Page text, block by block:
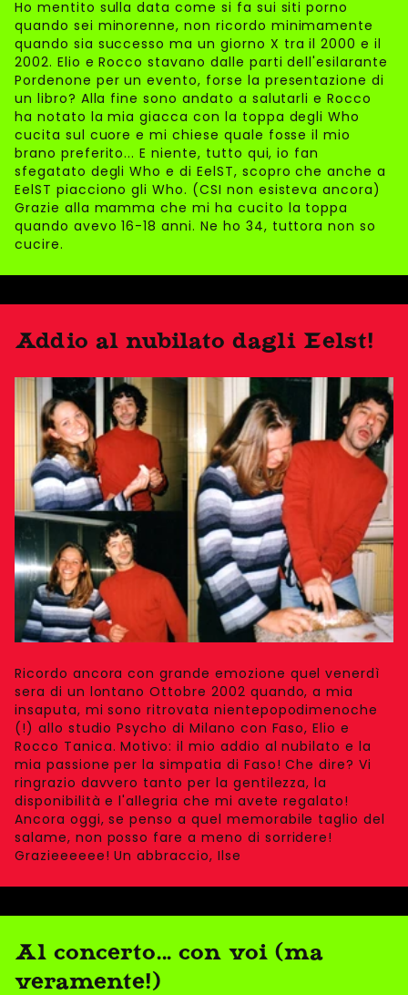
Ho mentito sulla data come si fa sui siti porno
quando sei minorenne, non ricordo minimamente
quando sia successo ma un giorno X tra il 2000 e il
2002. Elio e Rocco stavano dalle parti dell'esilarante
Pordenone per un evento, forse la presentazione di
un libro? Alla fine sono andato a salutarli e Rocco
ha notato la mia giacca con la toppa degli Who
cucita sul cuore e mi chiese quale fosse il mio
brano preferito... E niente, tutto qui, io fan
sfegatato degli Who e di EelST, scopro che anche a
EelST piacciono gli Who. (CSI non esisteva ancora)
Grazie alla mamma che mi ha cucito la toppa
quando avevo 16-18 anni. Ne ho 34, tuttora non so
cucire.
Addio al nubilato dagli Eelst!
Ricordo ancora con grande emozione quel venerdì
sera di un lontano Ottobre 2002 quando, a mia
insaputa, mi sono ritrovata nientepopodimenoche
(!) allo studio Psycho di Milano con Faso, Elio e
Rocco Tanica. Motivo: il mio addio al nubilato e la
mia passione per la simpatia di Faso! Che dire? Vi
ringrazio davvero tanto per la gentilezza, la
disponibilità e l'allegria che mi avete regalato!
Ancora oggi, se penso a quel memorabile taglio del
salame, non posso fare a meno di sorridere!
Grazieeeeee! Un abbraccio, Ilse
Al concerto... con voi (ma
veramente!)